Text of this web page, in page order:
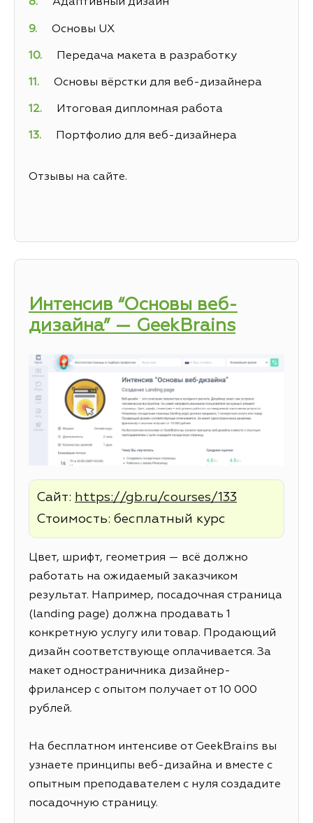
Адаптивный дизайн
Основы UX
Передача макета в разработку
Основы вёрстки для веб-дизайнера
Итоговая дипломная работа
Портфолио для веб-дизайнера
Отзывы на сайте.
Интенсив “Основы веб-
дизайна” — GeekBrains
Сайт: https://gb.ru/courses/133
Стоимость: бесплатный курс
Цвет, шрифт, геометрия — всё должно
работать на ожидаемый заказчиком
результат. Например, посадочная страница
(landing page) должна продавать 1
конкретную услугу или товар. Продающий
дизайн соответствующе оплачивается. За
макет одностраничника дизайнер-
фрилансер с опытом получает от 10 000
рублей.
На бесплатном интенсиве от GeekBrains вы
узнаете принципы веб-дизайна и вместе с
опытным преподавателем с нуля создадите
посадочную страницу.